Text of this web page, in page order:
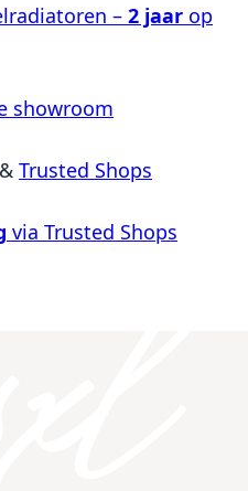
– 2 jaar op
showroom
& Trusted Shops
via Trusted Shops